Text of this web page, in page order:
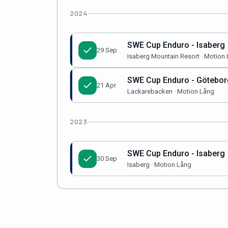
2024
29 Sep
SWE Cup Enduro - Isaberg
Isaberg Mountain Resort · Motion
21 Apr
SWE Cup Enduro -
Lackarebacken · Motion Lång
2023
30 Sep
SWE Cup Enduro - Isaberg
Isaberg · Motion Lång